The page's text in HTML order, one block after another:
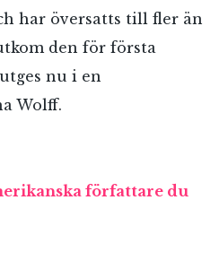
har översatts till fler än
den för första
nu i en
Wolff.
författare du